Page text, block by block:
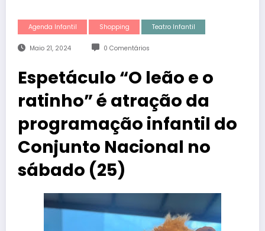
Agenda Infantil Shopping Teatro Infantil
Maio 21, 2024 0 Comentários
Espetáculo “O leão e o
ratinho” é atração da
programação infantil do
Conjunto Nacional no
sábado (25)